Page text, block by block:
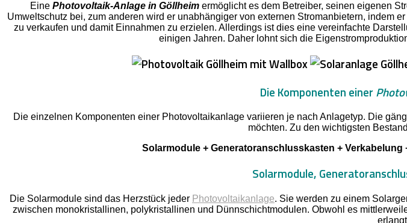
Eine Photovoltaik-Anlage in Göllheimermöglicht es dem Betreiber, seinen eigenen
Umweltschutz bei, zum anderen wird er unabhängiger von externen Stromanbietern, indem
zu verkaufen und damit Einnahmen zu erzielen. Allerdings ist dies eine vereinfachte
einigen Jahren. Daher lohnt sich die
Die Komponenten einer
Die einzelnen Komponenten einer Photovoltaikanlage variieren je nach Anlagetyp. Die
möchten. Zu den wichtigsten
Solarmodule + Generatoranschlusskasten +
Solarmodule,
Die Solarmodule sind das Herzstück jeder Photovoltaikanlage. Sie werden zu einem
zwischen monokristallinen, polykristallinen und Dünnschichtmodulen. Obwohl es